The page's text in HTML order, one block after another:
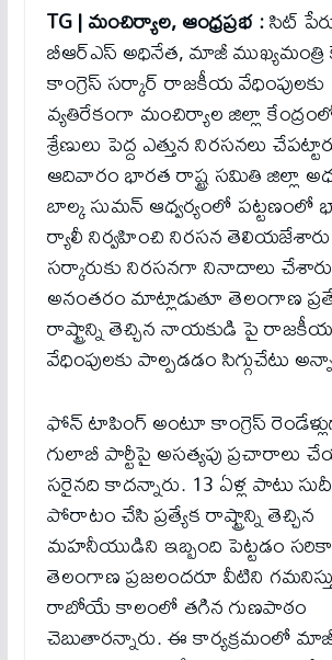
TG | మంచిర్యాల, ఆంధ్రప్రభ :సిట్
బీఆర్ఎస్ అధినేత, మాజీ
కాంగ్రెస్ సర్కార్ రాజకీయ వేధింపులకు
వ్యతిరేకంగా మంచిర్యాల జిల్లా
శ్రేణులు పెద్ద ఎత్తున నిరసనలు
ఆదివారం భారత రాష్ట్ర సమితి జిల్లా
బాల్క సుమన్ ఆధ్వర్యంలో పట్టణంలో
ర్యాలీ నిర్వహించి నిరసన
సర్కారుకు నిరసనగా నినాదాలు
అనంతరం మాట్లాడుతూ తెలంగాణ
రాష్ట్రాన్ని తెచ్చిన నాయకుడి పై రాజకీయ
వేధింపులకు పాల్పడడం సిగ్గుచేటు
ఫోన్ టాపింగ్ అంటూ కాంగ్రెస్
గులాబీ పార్టీపై అసత్యపు ప్రచారాలు
సరైనది కాదన్నారు. 13 ఏళ్ల పాటు
పోరాటం చేసి ప్రత్యేక రాష్ట్రాన్ని తెచ్చిన
మహనీయుడిని ఇబ్బంది పెట్టడం
తెలంగాణ ప్రజలందరూ వీటిని
రాబోయే కాలంలో తగిన గుణపాఠం
చెబుతారన్నారు. ఈ కార్యక్రమంలో